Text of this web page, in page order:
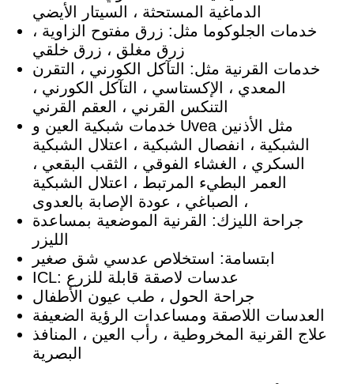
الدماغية المستحثة ، السيتار الأيضي
خدمات الجلوكوما مثل: زرق مفتوح الزاوية ،
زرق مغلق ، زرق خلقي
خدمات القرنية مثل: التآكل الكورني ، التقرن
المعدي ، الإكستاسي ، التآكل الكورني ،
التنكس القرني ، العقم القرني
خدمات شبكية العين و Uvea مثل الأذنين
الشبكية ، انفصال الشبكية ، اعتلال الشبكية
السكري ، الغشاء الفوقي ، الثقب البقعي ،
العمر البطيء المرتبط ، اعتلال الشبكية
الصباغي ، عودة الإصابة بالعدوى ،
جراحة الليزك: القرنية الموضعية بمساعدة
الليزر
ابتسامة: استخلاص عدسي شق صغير
ICL: عدسات لاصقة قابلة للزرع
جراحة الحول ، طب عيون الأطفال
العدسات اللاصقة ومساعدات الرؤية الضعيفة
علاج القرنية المخروطية ، رأب العين ، المنافذ
البصرية